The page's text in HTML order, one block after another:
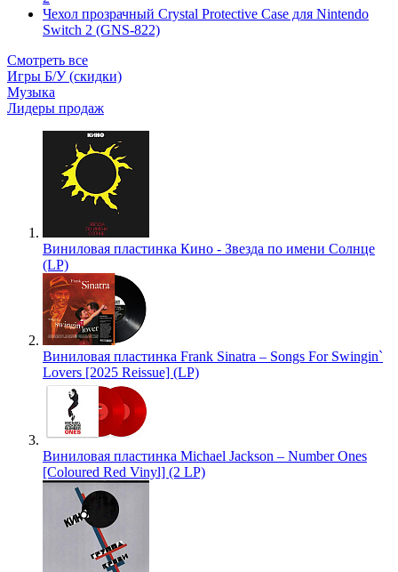
Чехол прозрачный Crystal Protective Case для Nintendo
Switch 2 (GNS-822)
Смотреть все
Игры Б/У (скидки)
Музыка
Лидеры продаж
Виниловая пластинка Кино - Звезда по имени Солнце
(LP)
Виниловая пластинка Frank Sinatra – Songs For Swingin`
Lovers [2025 Reissue] (LP)
Виниловая пластинка Michael Jackson – Number Ones
[Coloured Red Vinyl] (2 LP)